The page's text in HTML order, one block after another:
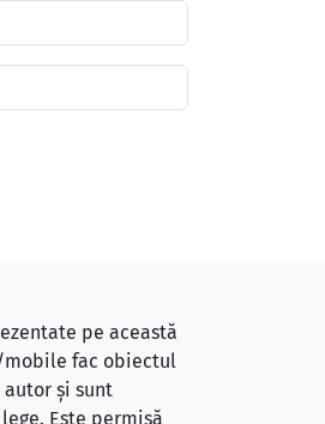
pe această
fac obiectul
și sunt
Este permisă